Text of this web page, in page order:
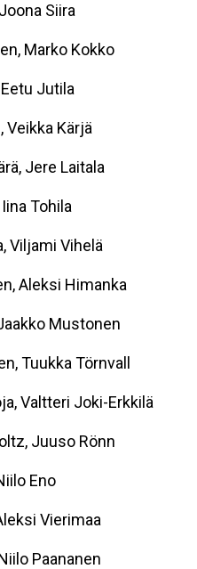
Siira
Marko Kokko
Jutila
Veikka Kärjä
Jere Laitala
Tohila
Viljami Vihelä
Aleksi Himanka
Mustonen
Tuukka Törnvall
Valtteri Joki-Erkkilä
Juuso Rönn
Eno
Vierimaa
Paananen